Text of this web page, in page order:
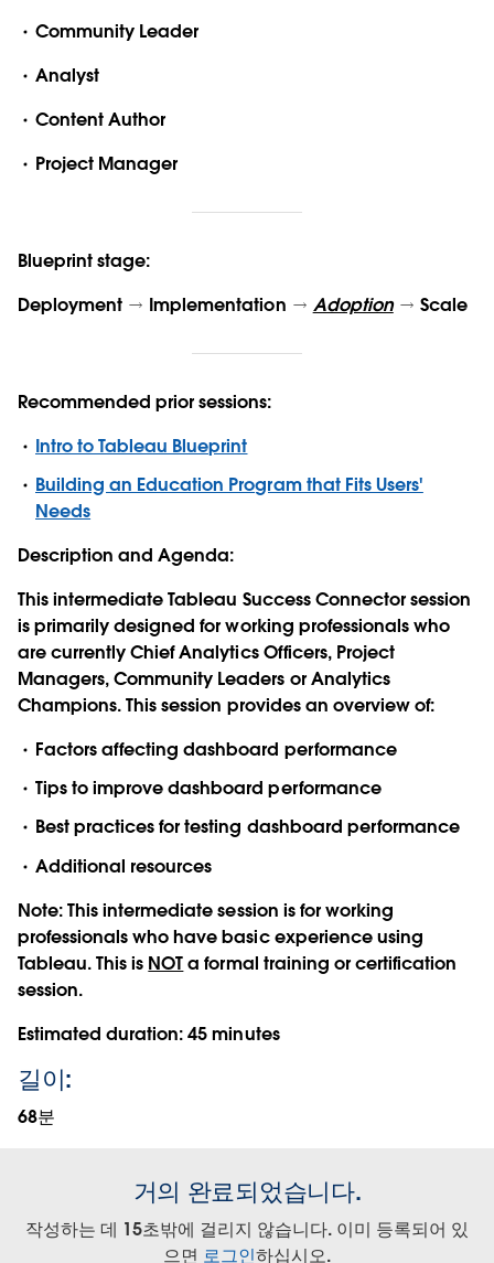
Community Leader
Analyst
Content Author
Project Manager
Blueprint stage:
Deployment
Implementation Adoption Scale
Recommended prior sessions:
Intro to Tableau Blueprint
Building an Education Program that Fits Users'
Needs
Description and Agenda:
ThisintermediateTableau Success Connector session
is primarily designed for working professionals who
are currently Chief Analytics Officers, Project
Managers, Community Leaders or Analytics
Champions. This session provides an overview of:
Factors affecting dashboard performance
Tips to improve dashboard performance
Best practices for testing dashboard performance
Additional resources
Note:This intermediate session is for working
professionals who have basic experience using
Tableau. This is NOTa formal training or certification
session.
Estimated duration:45 minutes
길이:
68분
거의 완료되었습니다.
작성하는 데 15초밖에 걸리지 않습니다. 이미 등록되어 있
으면 로그인하십시오.